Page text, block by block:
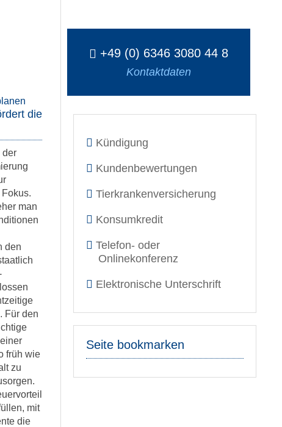
+49 (0) 6346 3080 44 8
Kontaktdaten
Kündigung
Kundenbewertungen
Tierkrankenversicherung
Konsumkredit
Telefon- oder
Onlinekonferenz
Elektronische Unterschrift
Seite bookmarken
die
der
man
den
Für den
früh wie
zu
mit
die